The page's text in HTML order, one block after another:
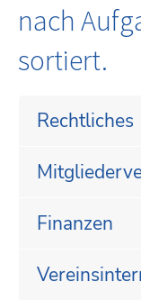
nach
sortiert.
Rechtliches
Finanzen